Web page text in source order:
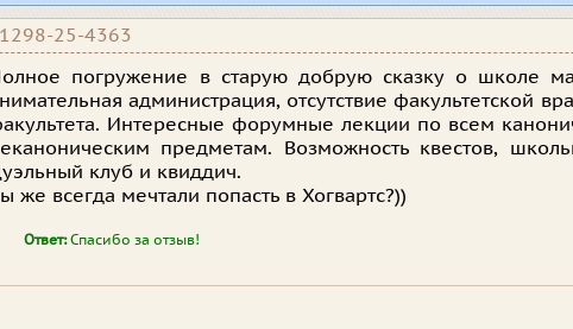
1298-25-4363
погружение в старую добрую сказку о школе
администрация, отсутствие факультетской
Интересные форумные лекции по всем
предметам. Возможность квестов,
клуб и квиддич.
же всегда мечтали попасть в Хогвартс?))
Ответ:Спасибо за отзыв!